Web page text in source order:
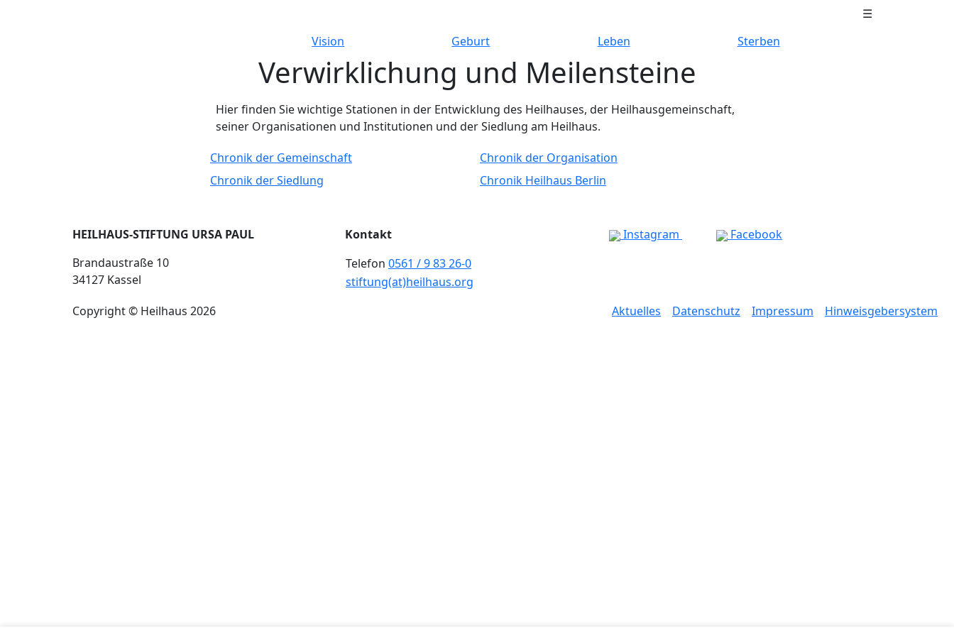
☰
Vision
Geburt Leben Sterben
Verwirklichung und Meilensteine
Hier finden Sie wichtige Stationen in der Entwicklung des Heilhauses, der Heilhausgemeinschaft,
seiner Organisationen und Institutionen und der Siedlung am Heilhaus.
Chronik der Gemeinschaft
Chronik der Organisation
Chronik der Siedlung
Chronik Heilhaus Berlin
HEILHAUS-STIFTUNG URSA PAUL
Brandaustraße 10
34127 Kassel
Kontakt
Telefon 0561 / 9 83 26-0
stiftung(at)heilhaus.org
Instagram Facebook
Copyright © Heilhaus 2026 Aktuelles Datenschutz Impressum Hinweisgebersystem